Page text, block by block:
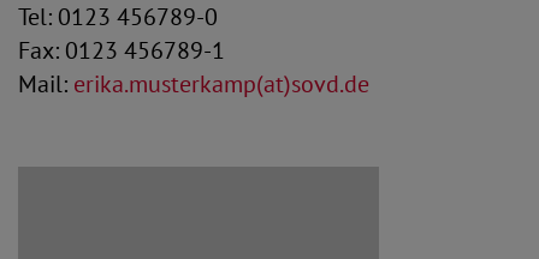
Tel: 0123 456789-0
Fax: 0123 456789-1
Mail: erika.musterkamp(at)sovd.de